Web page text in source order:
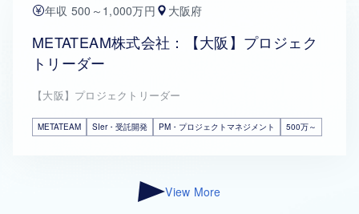
年収 500～1,000万円 大阪府
METATEAM株式会社：【大阪】プロジェク
トリーダー
【大阪】プロジェクトリーダー
METATEAM SIer・受託開発 PM・プロジェクトマネジメント 500万～
View More